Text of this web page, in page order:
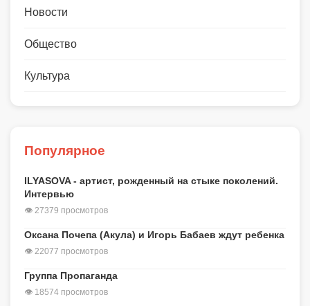
Новости
Общество
Культура
Популярное
ILYASOVA - артист, рожденный на стыке поколений.
Интервью
👁 27379 просмотров
Оксана Почепа (Акула) и Игорь Бабаев ждут ребенка
👁 22077 просмотров
Группа Пропаганда
👁 18574 просмотров